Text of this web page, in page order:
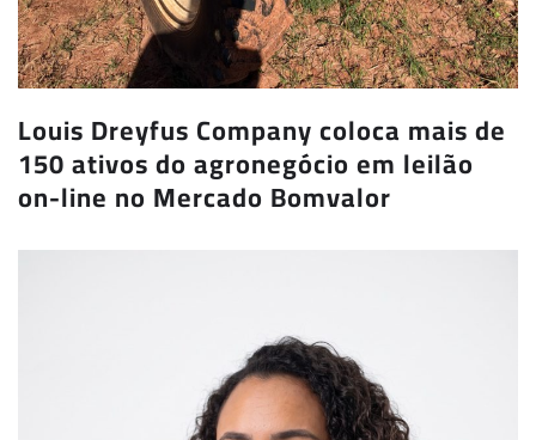
Louis Dreyfus Company coloca mais de
150 ativos do agronegócio em leilão
on-line no Mercado Bomvalor